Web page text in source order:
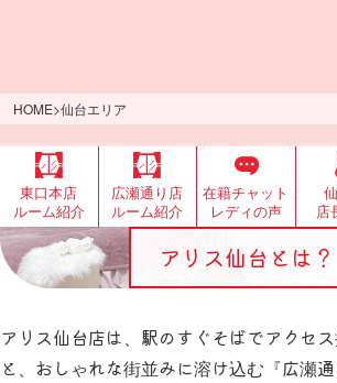
HOME>仙台エリア
東口本店
ルーム紹介
広瀬通り店
ルーム紹介
在籍チャット
レディの声
店
アリス仙台とは？
アリス仙台店は、駅のすぐそばでアクセス
と、おしゃれな街並みに溶け込む『広瀬